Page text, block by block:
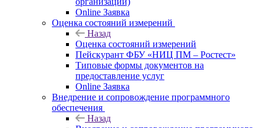
Online Заявка
Оценка состояний измерений
Назад
Оценка состояний измерений
Пейскурант ФБУ «НИЦ ПМ – Ростест»
Типовые формы документов на
предоставление услуг
Online Заявка
Внедрение и сопровождение программного
обеспечения
Назад